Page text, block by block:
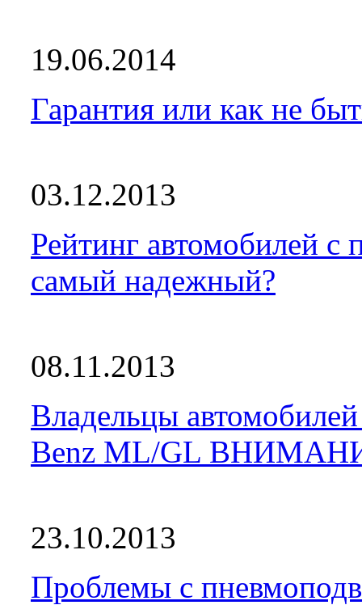
19.06.2014
Гарантия или как не
03.12.2013
Рейтинг автомобилей с
самый надежный?
08.11.2013
Владельцы
Benz ML/GL
23.10.2013
Проблемы с